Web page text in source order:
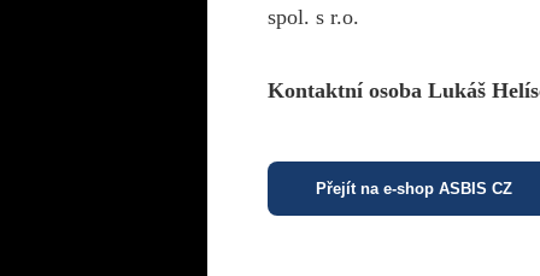
spol. s r.o.
Kontaktní osoba Lukáš
Přejít na e-shop ASBIS CZ